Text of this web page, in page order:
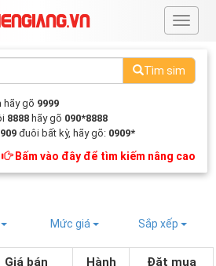
#
Tìm sim
hãy gõ 9999
8888 hãy gõ 090*8888
đuôi bất kỳ, hãy gõ: 0909*
Bấm vào đây để tìm kiếm nâng cao
Mức giá Sắp xếp
Giá bán Hành Đặt mua